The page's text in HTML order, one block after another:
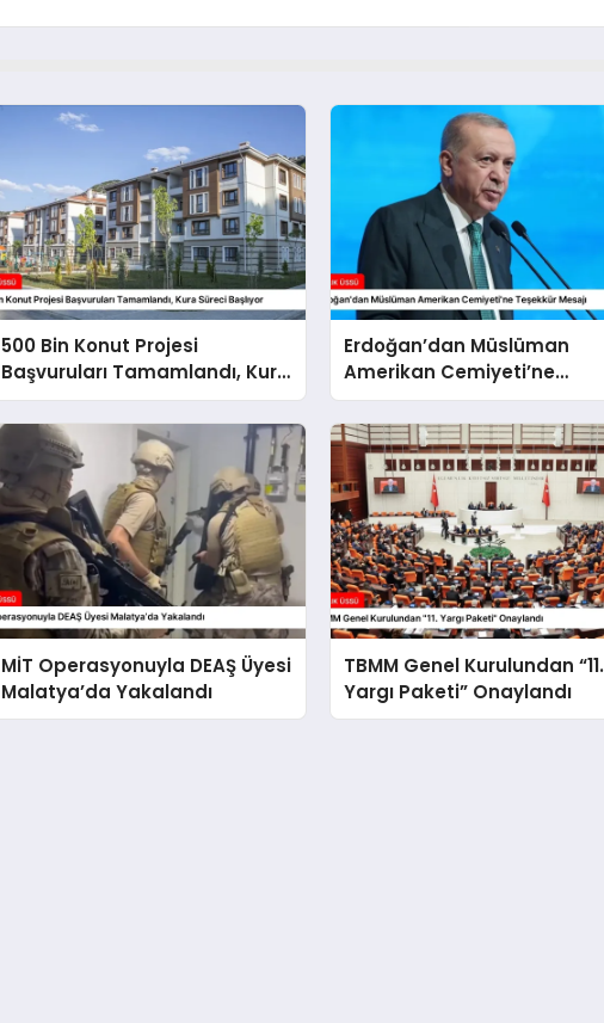
500 Bin Konut Projesi
Başvuruları Tamamlandı, Kura
Süreci Başlıyor
Erdoğan’dan Müslüman
Amerikan Cemiyeti’ne
Teşekkür Mesajı
MİT Operasyonuyla DEAŞ Üyesi
Malatya’da Yakalandı
TBMM Genel Kurulundan “11.
Yargı Paketi” Onaylandı